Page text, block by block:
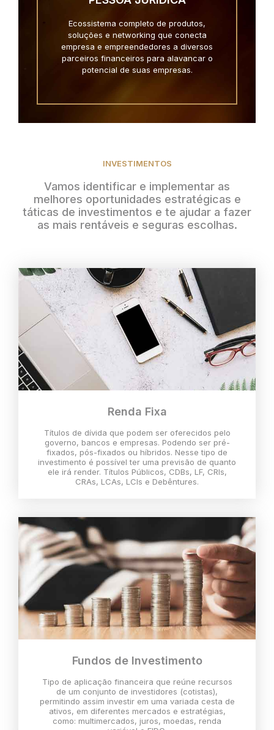
Ecossistema completo de produtos,
soluções e networking que conecta
empresa e empreendedores a diversos
parceiros financeiros para alavancar o
potencial de suas empresas.
INVESTIMENTOS
Vamos identificar e implementar as
melhores oportunidades estratégicas e
táticas de investimentos e te ajudar a fazer
as mais rentáveis e seguras escolhas.
Renda Fixa
Títulos de dívida que podem ser oferecidos pelo
governo, bancos e empresas. Podendo ser pré-
fixados, pós-fixados ou híbridos. Nesse tipo de
investimento é possível ter uma previsão de quanto
ele irá render. Títulos Públicos, CDBs, LF, CRIs,
CRAs, LCAs, LCIs e Debêntures.
Fundos de Investimento
Tipo de aplicação financeira que reúne recursos
de um conjunto de investidores (cotistas),
permitindo assim investir em uma variada cesta de
ativos, em diferentes mercados e estratégias,
como: multimercados, juros, moedas, renda